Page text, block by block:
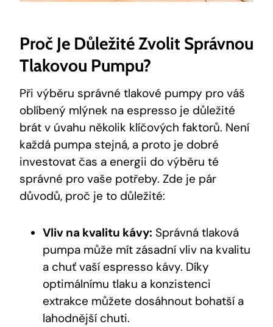
Proč Je Důležité Zvolit Správnou
Tlakovou Pumpu?
Při výběru správné tlakové pumpy pro váš
oblíbený mlýnek na espresso je důležité
brát v úvahu několik klíčových faktorů. Není
každá pumpa stejná, a proto je dobré
investovat čas a energii do výběru té
správné pro vaše potřeby. Zde je pár
důvodů, proč je to důležité:
Vliv na kvalitu kávy: Správná tlaková
pumpa může mít zásadní vliv na kvalitu
a chuť vaší espresso kávy. Díky
optimálnímu tlaku a konzistenci
extrakce můžete dosáhnout bohatší a
lahodnější chuti.